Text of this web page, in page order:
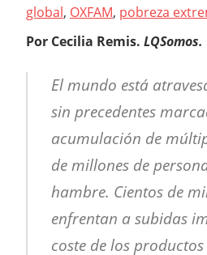
global, OXFAM, pobreza
Por Cecilia Remis. LQSomos.
El mundo está
sin precedentes
acumulación de
de millones de
hambre. Cientos de
enfrentan a subidas
coste de los